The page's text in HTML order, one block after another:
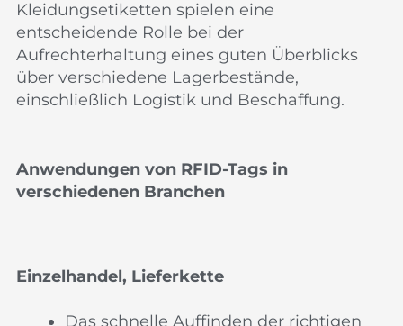
Kleidungsetiketten spielen eine
entscheidende Rolle bei der
Aufrechterhaltung eines guten Überblicks
über verschiedene Lagerbestände,
einschließlich Logistik und Beschaffung.
Anwendungen von RFID-Tags in
verschiedenen Branchen
Einzelhandel, Lieferkette
Das schnelle Auffinden der richtigen